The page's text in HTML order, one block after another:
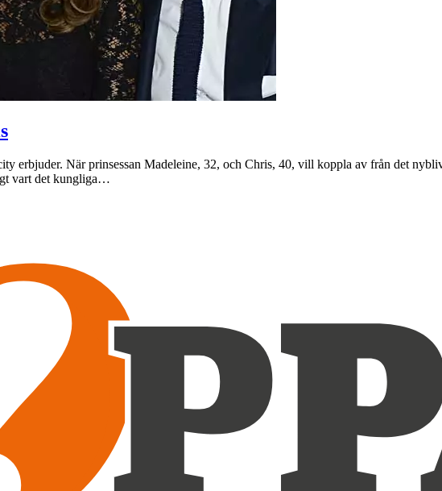
erbjuder. När prinsessan Madeleine, 32, och Chris, 40, vill koppla av från det
vart det kungliga…